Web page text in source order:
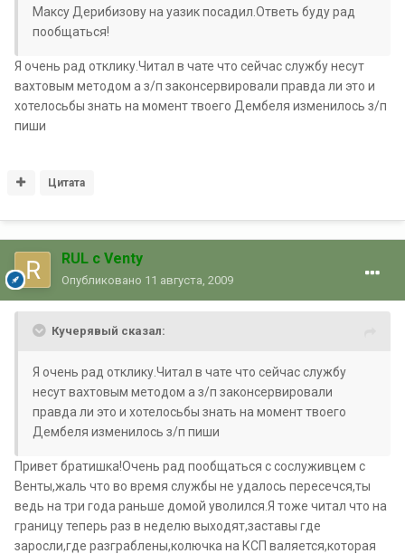
Максу Дерибизову на уазик посадил.Ответь буду рад
пообщаться!
Я очень рад отклику.Читал в чате что сейчас службу несут
вахтовым методом а з/п законсервировали правда ли это и
хотелосьбы знать на момент твоего Дембеля изменилось з/п
пиши
Цитата
RUL с Venty
Опубликовано 11 августа, 2009
Кучерявый сказал:
Я очень рад отклику.Читал в чате что сейчас службу
несут вахтовым методом а з/п законсервировали
правда ли это и хотелосьбы знать на момент твоего
Дембеля изменилось з/п пиши
Привет братишка!Очень рад пообщаться с сослуживцем с
Венты,жаль что во время службы не удалось пересечся,ты
ведь на три года раньше домой уволился.Я тоже читал что на
границу теперь раз в неделю выходят,заставы где
заросли,где разграблены,колючка на КСП валяется,которая